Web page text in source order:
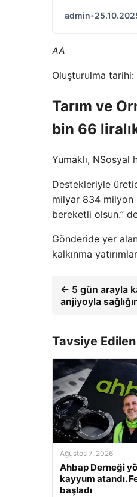
admin•
AA
Oluşturulma
Tarım ve
bin 66
Yumaklı, NSosyal
Destekleriyle
milyar 834 milyon
bereketli olsun.”
Gönderide yer
kalkınma
← 5 gün arayla
anjiyoyla
Tavsiye
Ağustos 7, 2026
Ahbap Derneği
kayyum atandı.
başladı